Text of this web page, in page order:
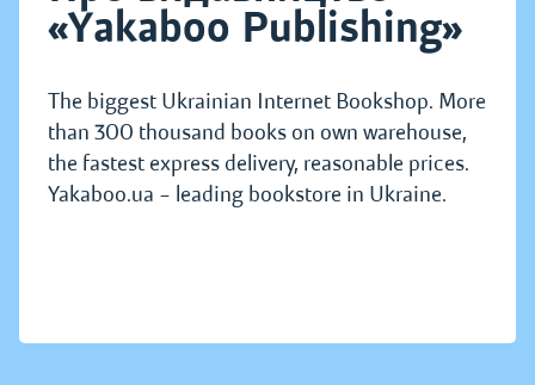
«Yakaboo Publishing»
The biggest Ukrainian Internet Bookshop. More
than 300 thousand books on own warehouse,
the fastest express delivery, reasonable prices.
Yakaboo.ua – leading bookstore in Ukraine.